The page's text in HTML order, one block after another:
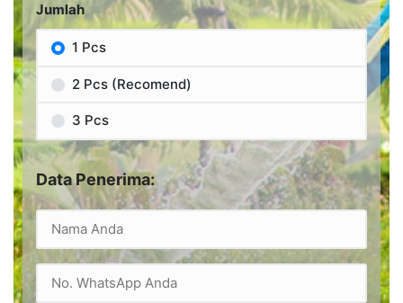
Jumlah
1 Pcs
2 Pcs (Recomend)
3 Pcs
Data Penerima: